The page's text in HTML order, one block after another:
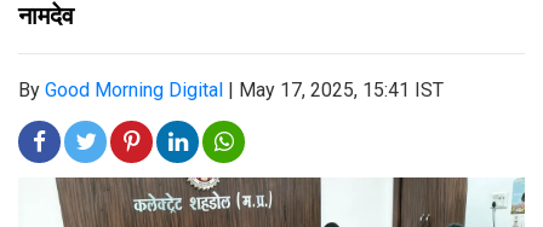
नामदेव
By Good Morning Digital | May 17, 2025, 15:41 IST